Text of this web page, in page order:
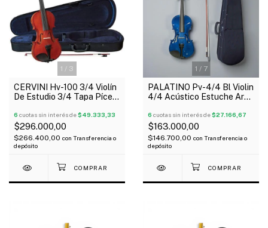
1 / 3
CERVINI Hv-100 3/4 Violín
De Estudio 3/4 Tapa Pícea
6 cuotas sin interés de$49.333,33
$296.000,00
$266.400,00 con Transferencia o
depósito
1 / 7
PALATINO Pv-4/4 Bl Violin
4/4 Acústico Estuche Arco
6 cuotas sin interés de$27.166,67
$163.000,00
$146.700,00 con Transferencia o
depósito